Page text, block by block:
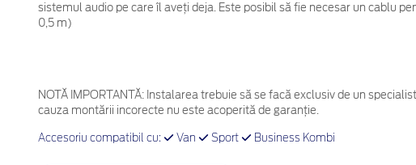
sistemul audio pe care îl aveți deja. Este posibil să fie necesar un cablu
0,5 m)
NOTĂ IMPORTANTĂ:Instalarea trebuie să se facă exclusiv de un
cauza montării incorecte nu este acoperită de garanţie.
Accesoriu compatibil cu: Van Sport Business Kombi